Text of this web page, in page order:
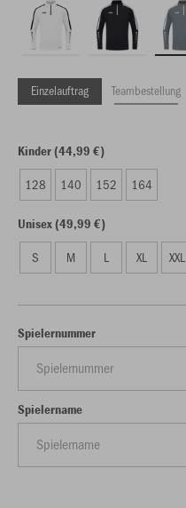
Einzelauftrag Teambestellung
Kinder (44,99 €)
128 140 152 164
Unisex (49,99 €)
S M L XL XXL
Spielernummer
Spielername